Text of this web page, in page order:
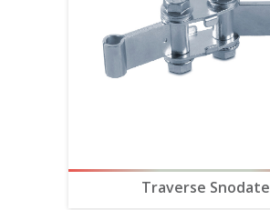
Traverse Snodate